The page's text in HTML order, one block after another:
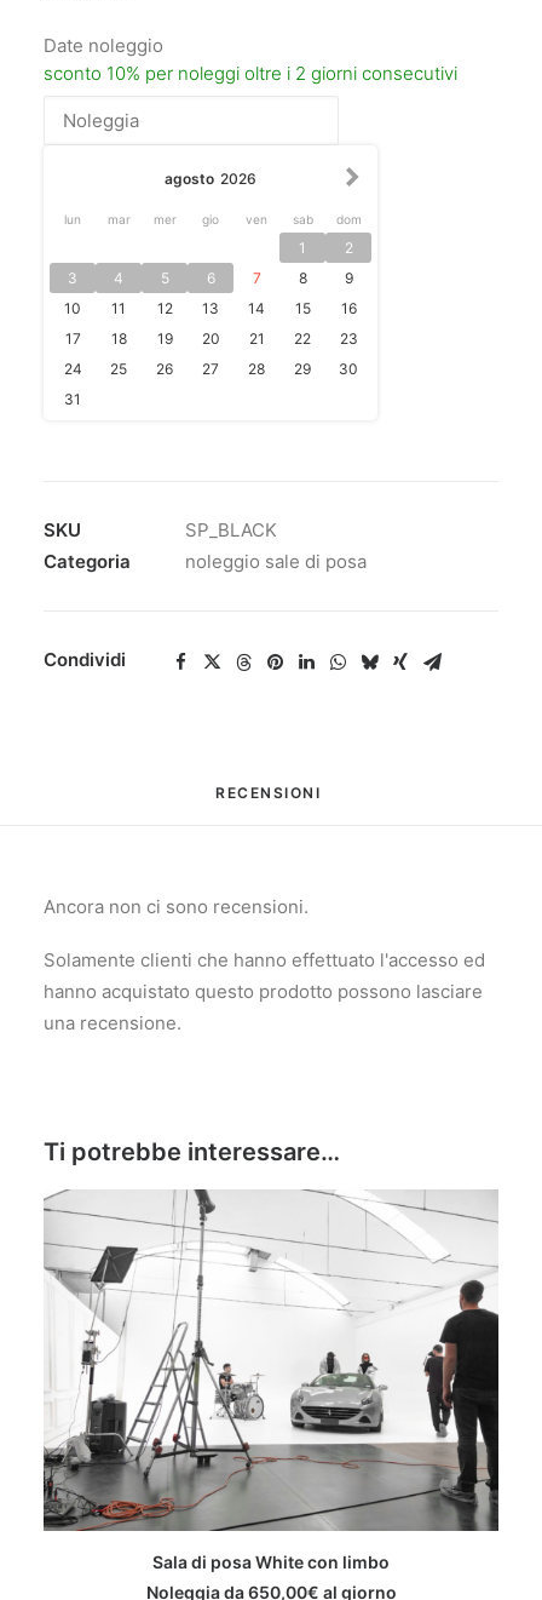
posa
Black
quantità
Date noleggio
agosto 2026
lun mar mer gio ven sab dom
1
2
3
4 5 6 7 8
9
10
11 12 13 14 15
16
17
18 19 20 21 22
23
24
25 26 27 28 29
30
31
SKU
SP_BLACK
Categoria
noleggio sale di posa
Condividi
RECENSIONI
Ancora non ci sono recensioni.
Solamente clienti che hanno effettuato l'accesso ed
hanno acquistato questo prodotto possono lasciare
una recensione.
Ti potrebbe interessare…
NOLEGGIA
Sala di posa White con limbo
Noleggia da650,00€ al giorno